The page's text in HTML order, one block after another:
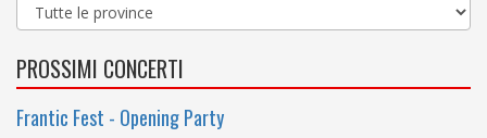
PROSSIMI CONCERTI
Frantic Fest - Opening Party